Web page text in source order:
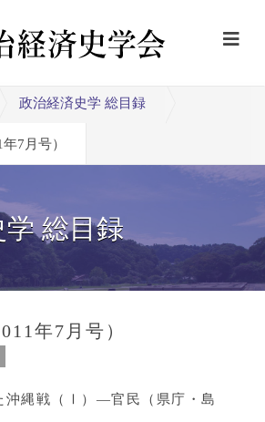
政治経済史学 総目録
7月号）
総目録
年7月号）
縄戦（Ⅰ）―官民（県庁・島